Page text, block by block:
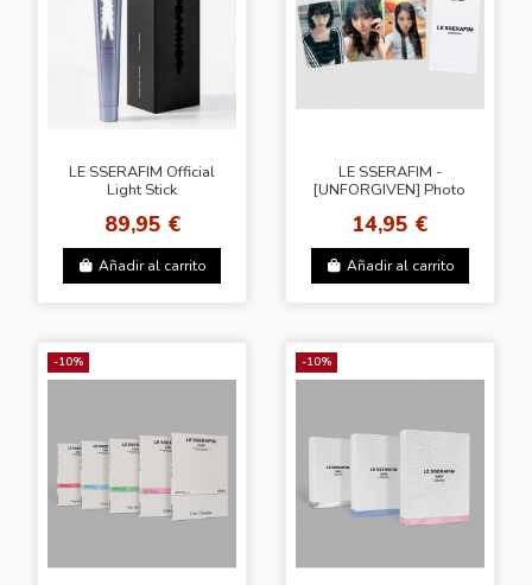
LE SSERAFIM Official
Light Stick
89,95 €
Añadir al carrito
LE SSERAFIM -
[UNFORGIVEN] Photo
14,95 €
Añadir al carrito
-10% -10%